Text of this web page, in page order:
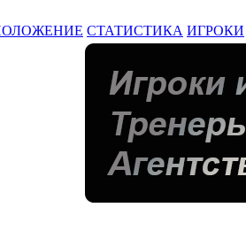
СТАТИСТИКА ИГРОКИ